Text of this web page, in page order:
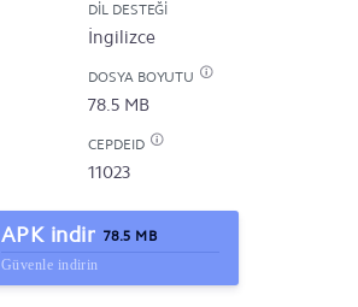
DIL DESTEĞI
İngilizce
DOSYA BOYUTU
78.5 MB
CEPDEID
11023
APK indir 78.5 MB
Güvenle indirin